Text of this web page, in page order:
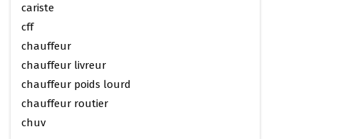
cariste
cff
chauffeur
chauffeur livreur
chauffeur poids lourd
chauffeur routier
chuv